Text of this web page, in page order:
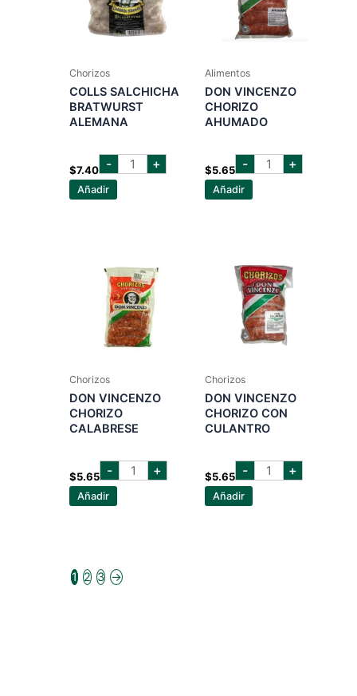
Chorizos
COLLS SALCHICHA
BRATWURST
ALEMANA
$7.40 - COLLS
SALCHICHA
+
Añadir
Alimentos
DON VINCENZO
CHORIZO
AHUMADO
$5.65 - DON
VINCENZO
+
Añadir
Chorizos
DON VINCENZO
CHORIZO
CALABRESE
$5.65 - DON
VINCENZO
+
Añadir
Chorizos
DON VINCENZO
CHORIZO CON
CULANTRO
$5.65 - DON
VINCENZO
+
Añadir
1 2 3 →